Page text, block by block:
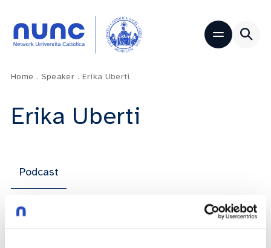
Home . Speaker . Erika Uberti
Erika Uberti
Podcast